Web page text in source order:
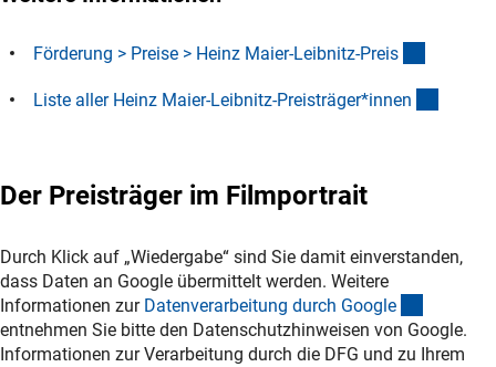
Förderung > Preise > Heinz Maier-Leibnitz-Preis
Liste aller Heinz Maier-Leibnitz-Preisträger*innen
Der Preisträger im Filmportrait
Durch Klick auf „Wiedergabe“ sind Sie damit einverstanden,
dass Daten an Google übermittelt werden. Weitere
Informationen zur Datenverarbeitung durch Googl e
entnehmen Sie bitte den Datenschutzhinweisen von Google.
Informationen zur Verarbeitung durch die DFG und zu Ihrem